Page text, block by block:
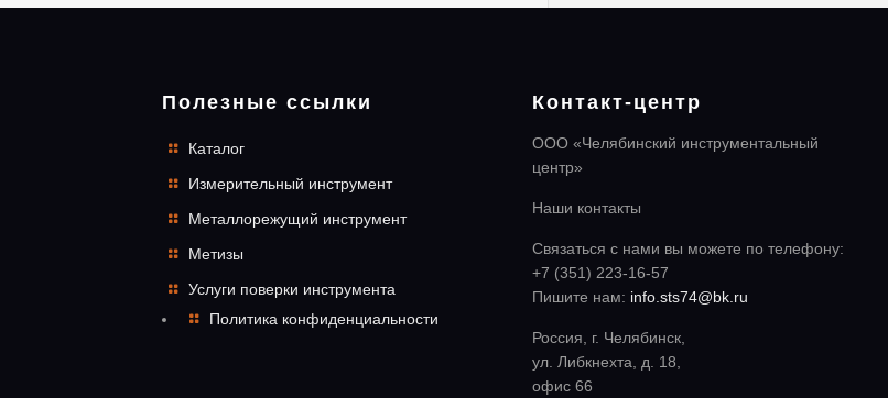
Полезные ссылки
Каталог
Измерительный инструмент
Металлорежущий инструмент
Метизы
Услуги поверки инструмента
Политика конфиденциальности
Контакт-центр
ООО «Челябинский инструментальный
центр»
Наши контакты
Связаться с нами вы можете по телефону:
+7 (351) 223-16-57
Пишите нам: info.sts74@bk.ru
Россия, г. Челябинск,
ул. Либкнехта, д. 18,
офис 66